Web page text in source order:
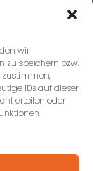
wir
zu speichern bzw.
zustimmen,
IDs auf dieser
erteilen oder